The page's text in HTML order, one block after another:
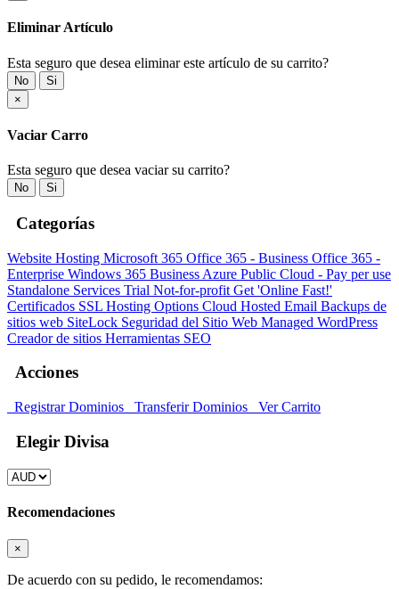
Eliminar Artículo
Esta seguro que desea eliminar este artículo de su carrito?
No
Si
×
Vaciar Carro
Esta seguro que desea vaciar su carrito?
No Si
Categorías
Website Hosting Microsoft 365 Office 365 - Business Office 365 -
Enterprise Windows 365 Business Azure Public Cloud - Pay per use
Standalone Services Trial Not-for-profit Get 'Online Fast!'
Certificados SSL Hosting Options Cloud Hosted Email Backups de
sitios web SiteLock Seguridad del Sitio Web Managed WordPress
Creador de sitios Herramientas SEO
Acciones
Registrar Dominios Transferir Dominios Ver Carrito
Elegir Divisa
Recomendaciones
×
De acuerdo con su pedido, le recomendamos: